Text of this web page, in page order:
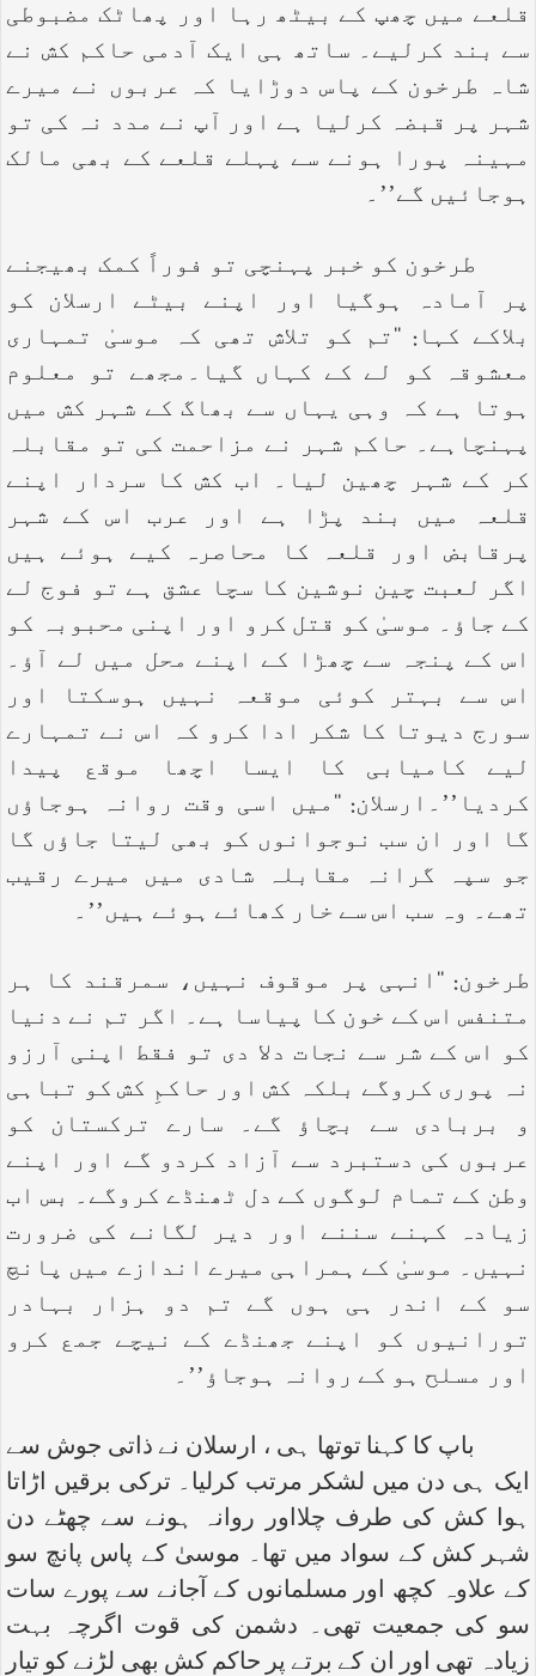
قلعے میں چھپ کے بیٹھ رہا اور پھاٹک مضبوطی
سے بند کرلیے۔ ساتھ ہی ایک آدمی حاکم کش نے
شاہ طرخون کے پاس دوڑایا کہ عربوں نے میرے
شہر پر قبضہ کرلیا ہے اور آپ نے مدد نہ کی تو
مہینہ پورا ہونے سے پہلے قلعے کے بھی مالک
ہوجائیں گے’’۔
طرخون کو خبر پہنچی تو فوراً کمک بھیجنے
پر آمادہ ہوگیا اور اپنے بیٹے ارسلان کو
بلاکے کہا: ‘‘تم کو تلاش تھی کہ موسیٰ تمہاری
معشوقہ کو لے کے کہاں گیا۔مجھے تو معلوم
ہوتا ہے کہ وہی یہاں سے بھاگ کے شہر کش میں
پہنچاہے۔ حاکم شہر نے مزاحمت کی تو مقابلہ
کر کے شہر چھین لیا۔ اب کش کا سردار اپنے
قلعہ میں بند پڑا ہے اور عرب اس کے شہر
پرقابض اور قلعہ کا محاصرہ کیے ہوئے ہیں
اگر لعبت چین نوشین کا سچا عشق ہے تو فوج لے
کے جاؤ۔ موسیٰ کو قتل کرو اور اپنی محبوبہ کو
اس کے پنجہ سے چھڑا کے اپنے محل میں لے آؤ۔
اس سے بہتر کوئی موقعہ نہیں ہوسکتا اور
سورج دیوتا کا شکر ادا کرو کہ اس نے تمہارے
لیے کامیابی کا ایسا اچھا موقع پیدا
کردیا’’۔ارسلان: ‘‘میں اسی وقت روانہ ہوجاؤں
گا اور ان سب نوجوانوں کو بھی لیتا جاؤں گا
جو سپہ گرانہ مقابلہ شادی میں میرے رقیب
تھے۔ وہ سب اس سے خار کھائے ہوئے ہیں’’۔
طرخون: ‘‘انہی پر موقوف نہیں، سمرقند کا ہر
متنفس اس کے خون کا پیاسا ہے۔ اگر تم نے دنیا
کو اس کے شر سے نجات دلا دی تو فقط اپنی آرزو
نہ پوری کروگے بلکہ کش اور حاکمِ کش کو تباہی
و بربادی سے بچاؤ گے۔ سارے ترکستان کو
عربوں کی دستبرد سے آزاد کردو گے اور اپنے
وطن کے تمام لوگوں کے دل ٹھنڈے کروگے۔ بس اب
زیادہ کہنے سننے اور دیر لگانے کی ضرورت
نہیں۔ موسیٰ کے ہمراہی میرے اندازے میں پانچ
سو کے اندر ہی ہوں گے تم دو ہزار بہادر
تورانیوں کو اپنے جھنڈے کے نیچے جمع کرو
اور مسلح ہو کے روانہ ہوجاؤ’’۔
باپ کا کہنا توتھا ہی ، ارسلان نے ذاتی جوش سے
ایک ہی دن میں لشکر مرتب کرلیا۔ ترکی برقیں اڑاتا
ہوا کش کی طرف چلااور روانہ ہونے سے چھٹے دن
شہر کش کے سواد میں تھا۔ موسیٰ کے پاس پانچ سو
کے علاوہ کچھ اور مسلمانوں کے آجانے سے پورے سات
سو کی جمعیت تھی۔ دشمن کی قوت اگرچہ بہت
زیادہ تھی اور ان کے برتے پر حاکم کش بھی لڑنے کو تیار